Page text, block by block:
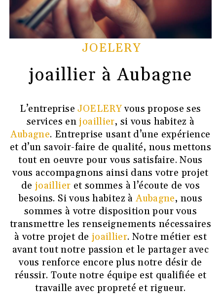
JOELERY
joaillier à Aubagne
L’entrepriseJOELERYvous propose ses
services enjoaillier, si vous habitez à
Aubagne. Entreprise usant d’une expérience
et d’un savoir-faire de qualité, nous mettons
tout en oeuvre pour vous satisfaire. Nous
vous accompagnons ainsi dans votre projet
de joaillier et sommes à l’écoute de vos
besoins. Si vous habitez àAubagne, nous
sommes à votre disposition pour vous
transmettre les renseignements nécessaires
à votre projet de joaillier. Notre métier est
avant tout notre passion et le partager avec
vous renforce encore plus notre désir de
réussir. Toute notre équipe est qualifiée et
travaille avec propreté et rigueur.